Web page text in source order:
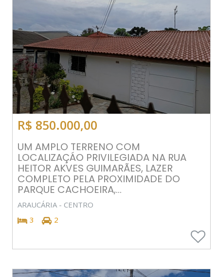
R$ 850.000,00
UM AMPLO TERRENO COM
LOCALIZAÇÁO PRIVILEGIADA NA RUA
HEITOR AKVES GUIMARÃES, LAZER
COMPLETO PELA PROXIMIDADE DO
PARQUE CACHOEIRA,...
ARAUCÁRIA - CENTRO
3
2